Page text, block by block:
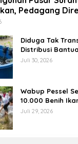
Pedagang
ke Lapangan
Diduga Tak
Distribusi
Ember di Koto
Juli 30, 2026
Wabup Pessel
10.000 Benih
Perkuat
Juli 29, 2026